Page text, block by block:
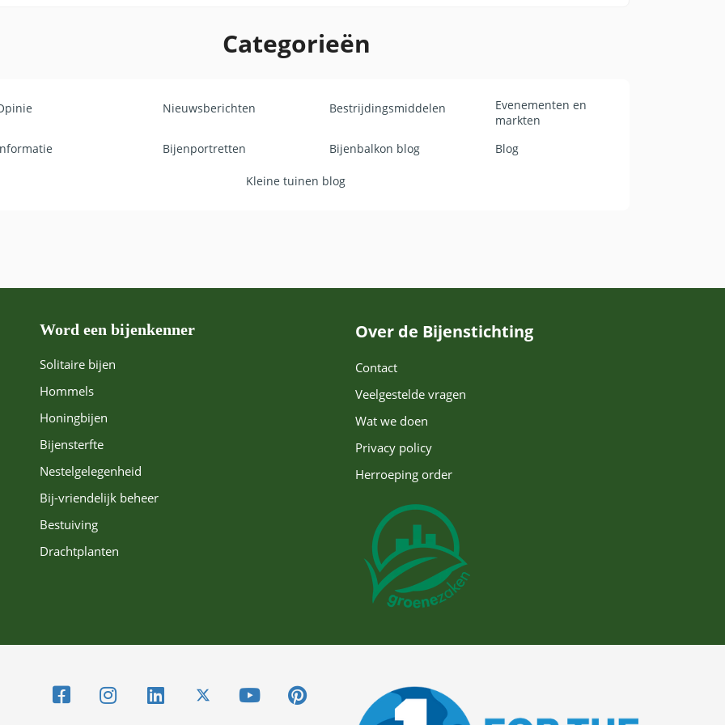
te gaan met natuur en zelf bij te dragen aan een bijvriendelijke leefomgeving.
Categorieën
Nieuwsberichten Bestrijdingsmiddelen
Evenementen en
markten
Bijenportretten Bijenbalkon blog Blog
Kleine tuinen blog
Word een bijenkenner
Solitaire bijen
Hommels
Honingbijen
Bijensterfte
Nestelgelegenheid
Bij-vriendelijk beheer
Bestuiving
Drachtplanten
Over de Bijenstichting
Contact
Veelgestelde vragen
Wat we doen
Privacy policy
Herroeping order